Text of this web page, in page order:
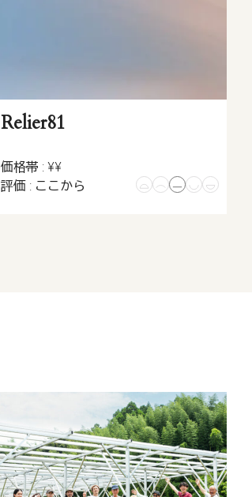
Relier81
価格帯 : ¥¥
評価 : ここから